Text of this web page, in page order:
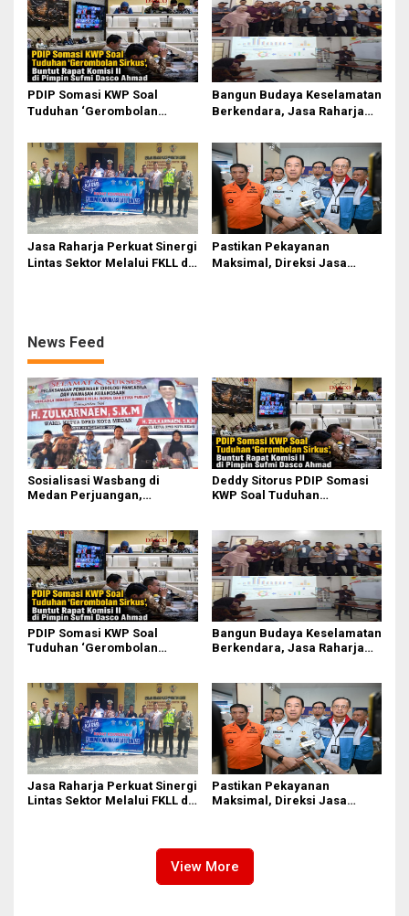
Anak
Sufmi Dasco Ahmad
PDIP Somasi KWP Soal
Tuduhan ‘Gerombolan
II Dipimpin Sufmi Dasco
Ahmad
Bangun Budaya Keselamatan
Berkendara, Jasa Raharja
Pasifik Medan Industri
Jasa Raharja Perkuat Sinergi
Lintas Sektor Melalui FKLL di
Pastikan Pekayanan
Maksimal, Direksi Jasa
News Feed
Sosialisasi Wasbang di
Medan Perjuangan,
Anak
Deddy Sitorus PDIP Somasi
KWP Soal Tuduhan
Sufmi Dasco Ahmad
PDIP Somasi KWP Soal
Tuduhan ‘Gerombolan
Ahmad
Bangun Budaya Keselamatan
Berkendara, Jasa Raharja
Jasa Raharja Perkuat Sinergi
Lintas Sektor Melalui FKLL di
Pastikan Pekayanan
Maksimal, Direksi Jasa
View More